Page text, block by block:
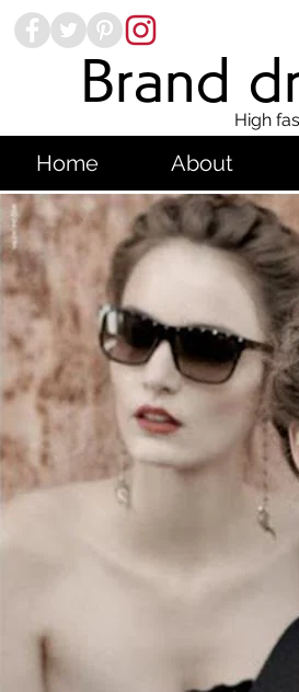
Brand
High
Home About